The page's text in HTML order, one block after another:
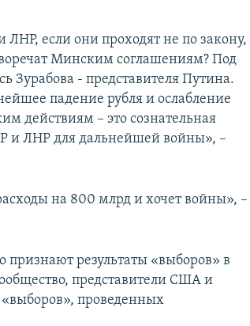
если они проходят не по закону,
Минским соглашениям? Под
Зурабова - представителя Путина.
падение рубля и ослабление
действиям – это сознательная
и ЛНР для дальнейшей войны», –
на 800 млрд и хочет войны», –
результаты «выборов» в
представители США и
проведенных